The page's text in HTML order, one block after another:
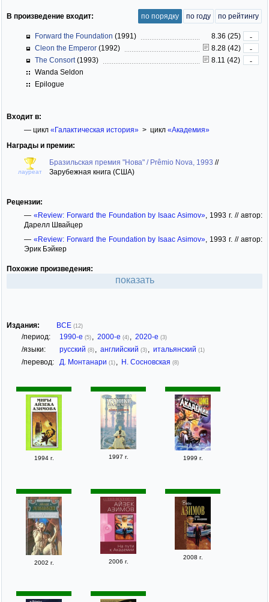
В произведение входит: по порядку по году по рейтингу
Forward the Foundation (1991) 8.36 (25)
-
Cleon the Emperor (1992) 8.28 (42)
-
The Consort(1993) 8.11 (42)
-
Wanda Seldon
Epilogue
Входит в:
— цикл «Галактическая история»> цикл «Академия»
Награды и премии:
лауреат
Бразильская премия "Нова" / Prêmio Nova, 1993 //
Зарубежная книга (США)
Рецензии:
— «Review: Forward the Foundation by Isaac Asimov» , 1993 г. // автор:
Дарелл Швайцер
— «Review: Forward the Foundation by Isaac Asimov» , 1993 г. // автор:
Эрик Бэйкер
Похожие произведения:
показать
Издания: ВСЕ (12)
/период: 1990-е (5) , 2000-е (4) , 2020-е (3)
/языки: русский (8) , английский (3) , итальянский (1)
/перевод: Д. Монтанари (1) , Н. Сосновская (8)
1994 г. 1997 г. 1999 г.
2002 г. 2006 г.
2008 г.